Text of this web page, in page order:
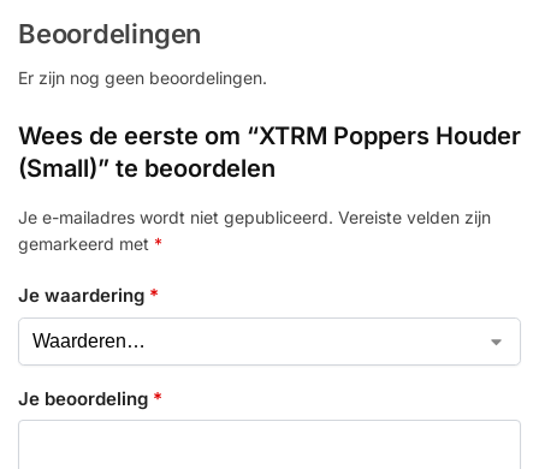
Beoordelingen
Er zijn nog geen beoordelingen.
Wees de eerste om “XTRM Poppers Houder
(Small)” te beoordelen
Je e-mailadres wordt niet gepubliceerd. Vereiste velden zijn
gemarkeerd met *
Je waardering *
Je beoordeling *